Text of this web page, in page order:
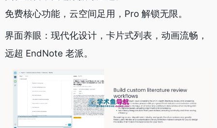
免费核心功能，云空间足用，Pro 解锁无限。
界面养眼：现代化设计，卡片式列表，动画流畅，
远超 EndNote 老派。